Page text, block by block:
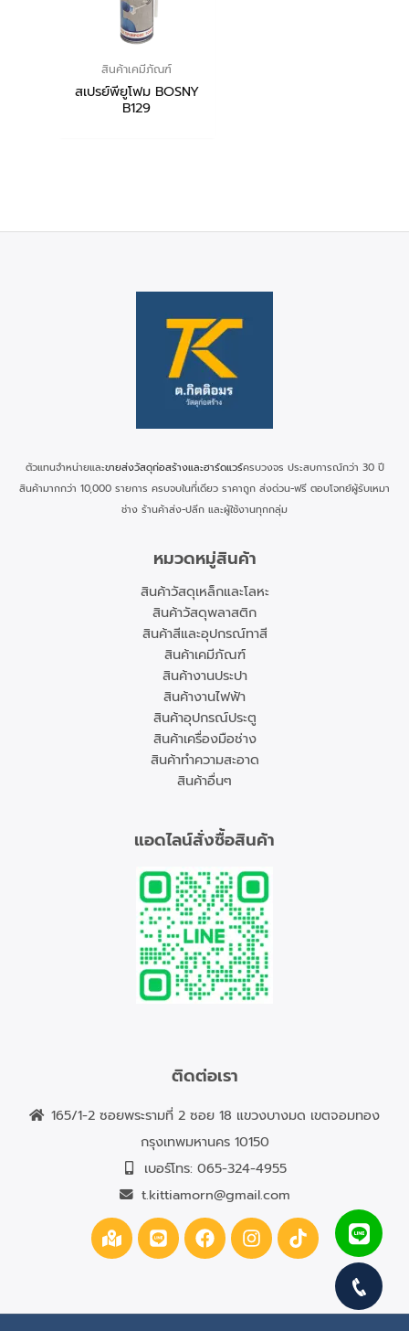
สินค้าเคมีภัณฑ์
สเปรย์พียูโฟม BOSNY
B129
ตัวแทนจำหน่ายและขายส่งวัสดุก่อสร้างและฮาร์ดแวร์ครบวงจร ประสบการณ์กว่า 30 ปี
สินค้ามากกว่า 10,000 รายการ ครบจบในที่เดียว ราคาถูก ส่งด่วน-ฟรี ตอบโจทย์ผู้รับเหมา
ช่าง ร้านค้าส่ง-ปลีก และผู้ใช้งานทุกกลุ่ม
หมวดหมู่สินค้า
สินค้าวัสดุเหล็กและโลหะ
สินค้าวัสดุพลาสติก
สินค้าสีและอุปกรณ์ทาสี
สินค้าเคมีภัณฑ์
สินค้างานประปา
สินค้างานไฟฟ้า
สินค้าอุปกรณ์ประตู
สินค้าเครื่องมือช่าง
สินค้าทำความสะอาด
สินค้าอื่นๆ
แอดไลน์สั่งซื้อสินค้า
ติดต่อเรา
165/1-2 ซอยพระรามที่ 2 ซอย 18 แขวงบางมด เขตจอมทอง
กรุงเทพมหานคร 10150
เบอร์โทร: 065-324-4955
t.kittiamorn@gmail.com